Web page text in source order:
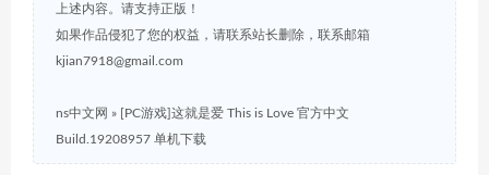
上述内容。请支持正版！
如果作品侵犯了您的权益，请联系站长删除，联系邮箱
kjian7918@gmail.com
ns中文网 » [PC游戏]这就是爱 This is Love 官方中文
Build.19208957 单机下载